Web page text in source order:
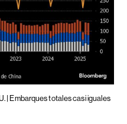
| Embarques totales casi iguales